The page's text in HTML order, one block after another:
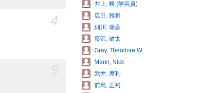
4
井上, 毅 (学芸員)
広田, 雅将
細川, 瑞彦
藤沢, 健太
Gray, Theodore W.
Mann, Nick
武井, 摩利
前島, 正裕